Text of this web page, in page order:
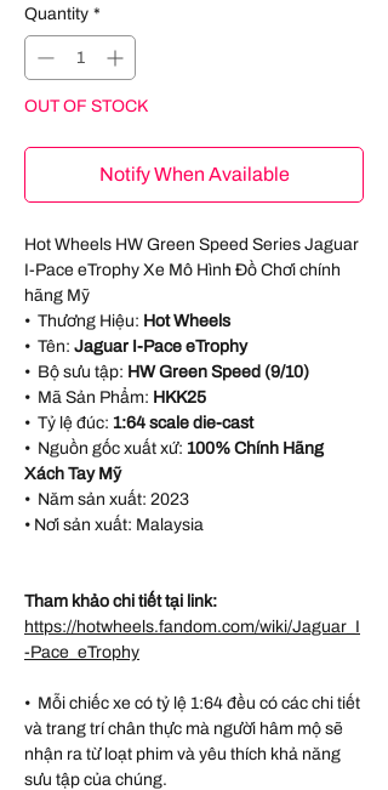
Quantity *
OUT OF STOCK
Notify When Available
Hot Wheels HW Green Speed Series Jaguar
I-Pace eTrophy Xe Mô Hình Đồ Chơi chính
hãng Mỹ
• Thương Hiệu: Hot Wheels
• Tên: Jaguar I-Pace eTrophy
• Bộ sưu tập: HW Green Speed (9/10)
• Mã Sản Phẩm: HKK25
• Tỷ lệ đúc: 1:64 scale die-cast
• Nguồn gốc xuất xứ: 100% Chính Hãng
Xách Tay Mỹ
• Năm sản xuất: 2023
• Nơi sản xuất: Malaysia
Tham khảo chi tiết tại link:
https://hotwheels.fandom.com/wiki/Jaguar_I
-Pace_eTrophy
• Mỗi chiếc xe có tỷ lệ 1:64 đều có các chi tiết
và trang trí chân thực mà người hâm mộ sẽ
nhận ra từ loạt phim và yêu thích khả năng
sưu tập của chúng.